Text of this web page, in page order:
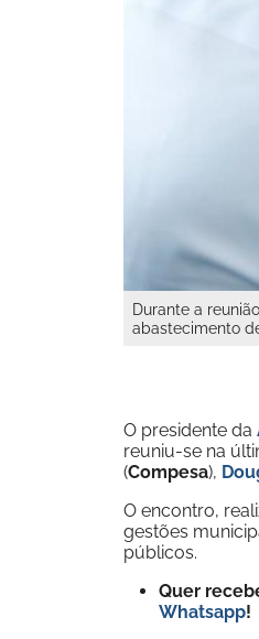
Durante a
abastecimento
O presidente da
reuniu-se na
(Compesa),
O encontro,
gestões
públicos.
Quer
Whatsapp!